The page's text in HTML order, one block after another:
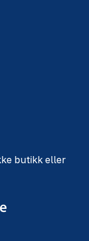
butikk eller